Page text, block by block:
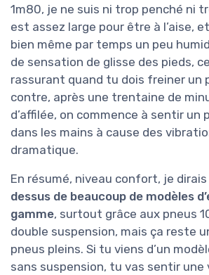
1m80, je ne suis ni trop penché ni
est assez large pour être à l’aise,
bien même par temps un peu
de sensation de glisse des pieds,
rassurant quand tu dois freiner un
contre, après une trentaine de
d’affilée, on commence à sentir un
dans les mains à cause des
dramatique.
En résumé, niveau confort, je dirais
dessus de beaucoup de modèles
gamme, surtout grâce aux pneus
double suspension, mais ça reste
pneus pleins. Si tu viens d’un
sans suspension, tu vas sentir une